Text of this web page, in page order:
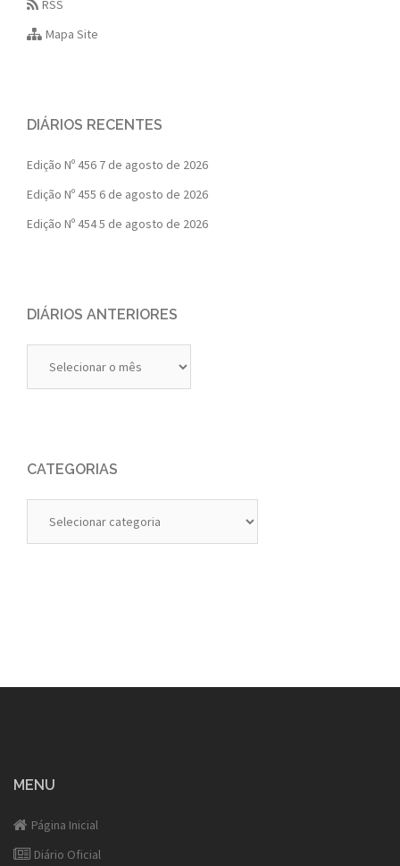
RSS
Mapa Site
DIÁRIOS RECENTES
Edição Nº 456 7 de agosto de 2026
Edição Nº 455 6 de agosto de 2026
Edição Nº 4545 de agosto de 2026
DIÁRIOS ANTERIORES
Anteriores
CATEGORIAS
MENU
Página Inicial
Diário Oficial